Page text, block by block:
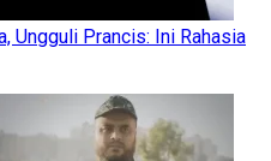
Ungguli Prancis: Ini Rahasia